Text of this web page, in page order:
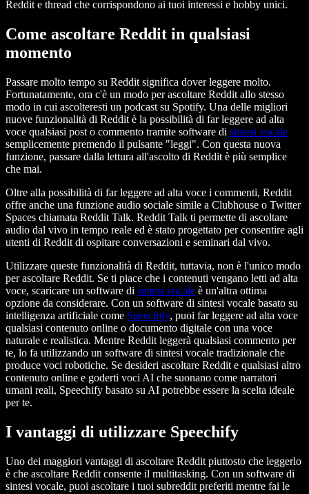
Reddit e thread che corrispondono ai tuoi interessi e hobby unici.
Come ascoltare Reddit in qualsiasi
momento
Passare molto tempo su Reddit significa dover leggere molto.
Fortunatamente, ora c'è un modo per ascoltare Reddit allo stesso
modo in cui ascolteresti un podcast su Spotify. Una delle migliori
nuove funzionalità di Reddit è la possibilità di far leggere ad alta
voce qualsiasi post o commento tramite software di sintesi vocale
semplicemente premendo il pulsante "leggi". Con questa nuova
funzione, passare dalla lettura all'ascolto di Reddit è più semplice
che mai.
Oltre alla possibilità di far leggere ad alta voce i commenti, Reddit
offre anche una funzione audio sociale simile a Clubhouse o Twitter
Spaces chiamata Reddit Talk. Reddit Talk ti permette di ascoltare
audio dal vivo in tempo reale ed è stato progettato per consentire agli
utenti di Reddit di ospitare conversazioni e seminari dal vivo.
Utilizzare queste funzionalità di Reddit, tuttavia, non è l'unico modo
per ascoltare Reddit. Se ti piace che i contenuti vengano letti ad alta
voce, scaricare un software di sintesi vocale è un'altra ottima
opzione da considerare. Con un software di sintesi vocale basato su
intelligenza artificiale come Speechify, puoi far leggere ad alta voce
qualsiasi contenuto online o documento digitale con una voce
naturale e realistica. Mentre Reddit leggerà qualsiasi commento per
te, lo fa utilizzando un software di sintesi vocale tradizionale che
produce voci robotiche. Se desideri ascoltare Reddit e qualsiasi altro
contenuto online e goderti voci AI che suonano come narratori
umani reali, Speechify basato su AI potrebbe essere la scelta ideale
per te.
I vantaggi di utilizzare Speechify
Uno dei maggiori vantaggi di ascoltare Reddit piuttosto che leggerlo
è che ascoltare Reddit consente il multitasking. Con un software di
sintesi vocale, puoi ascoltare i tuoi subreddit preferiti mentre fai le